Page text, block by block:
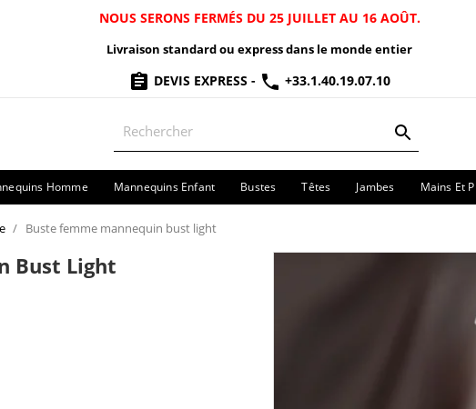
NOUS SERONS FERMÉS DU 25 JUILLET AU 16 AOÛT.
Livraison standard ou express dans le monde entier
DEVIS EXPRESS - +33.1.40.19.07.10
Homme Mannequins Enfant Bustes Têtes Jambes Mains Et
Buste femme mannequin bust light
Bust Light